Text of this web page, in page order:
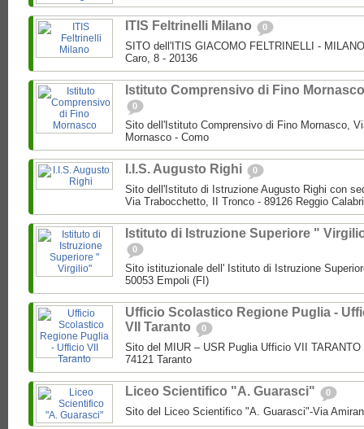
ITIS Feltrinelli Milano 0
SITO dell'ITIS GIACOMO FELTRINELLI -
Caro, 8 - 20136
Istituto Comprensivo di Fino Mornasco
0
Sito dell'Istituto Comprensivo di Fino Mornasco,
Mornasco - Como
I.I.S. Augusto Righi 0
Sito dell'Istituto di Istruzione Augusto Righi con
Via Trabocchetto, II Tronco - 89126 Reggio
Istituto di Istruzione Superiore "
0
Sito istituzionale dell' Istituto di Istruzione
50053 Empoli (FI)
Ufficio Scolastico Regione Puglia -
VII Taranto
0
Sito del MIUR – USR Puglia Ufficio VII
74121 Taranto
Liceo Scientifico "A. Guarasci" 0
Sito del Liceo Scientifico "A. Guarasci"-Via